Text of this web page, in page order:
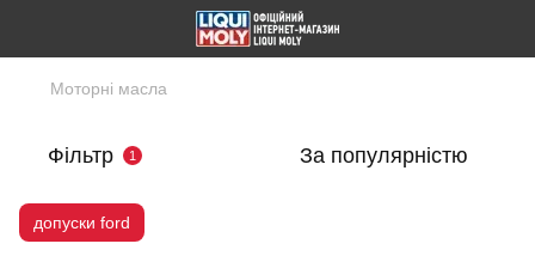
Моторні масла
Фільтр 1 За популярністю
допуски ford